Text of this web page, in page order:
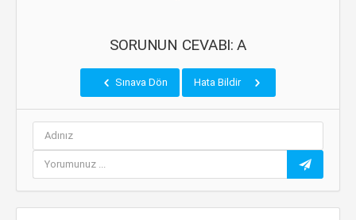
SORUNUN CEVABI: A
Sınava Dön Hata Bildir